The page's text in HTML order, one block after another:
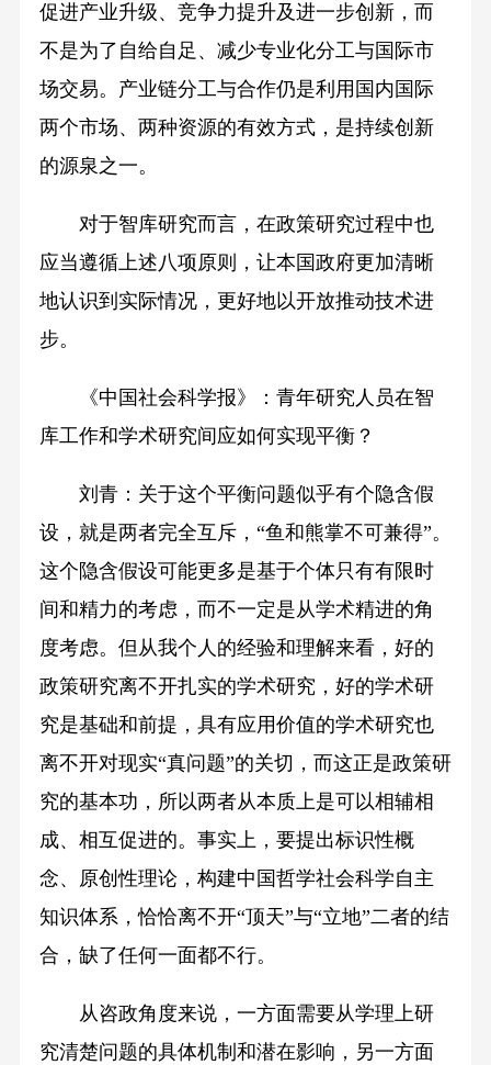
促进产业升级、竞争力提升及进一步创新，而
不是为了自给自足、减少专业化分工与国际市
场交易。产业链分工与合作仍是利用国内国际
两个市场、两种资源的有效方式，是持续创新
的源泉之一。
对于智库研究而言，在政策研究过程中也
应当遵循上述八项原则，让本国政府更加清晰
地认识到实际情况，更好地以开放推动技术进
步。
《中国社会科学报》：青年研究人员在智
库工作和学术研究间应如何实现平衡？
刘青：关于这个平衡问题似乎有个隐含假
设，就是两者完全互斥，“鱼和熊掌不可兼得”。
这个隐含假设可能更多是基于个体只有有限时
间和精力的考虑，而不一定是从学术精进的角
度考虑。但从我个人的经验和理解来看，好的
政策研究离不开扎实的学术研究，好的学术研
究是基础和前提，具有应用价值的学术研究也
离不开对现实“真问题”的关切，而这正是政策研
究的基本功，所以两者从本质上是可以相辅相
成、相互促进的。事实上，要提出标识性概
念、原创性理论，构建中国哲学社会科学自主
知识体系，恰恰离不开“顶天”与“立地”二者的结
合，缺了任何一面都不行。
从咨政角度来说，一方面需要从学理上研
究清楚问题的具体机制和潜在影响，另一方面